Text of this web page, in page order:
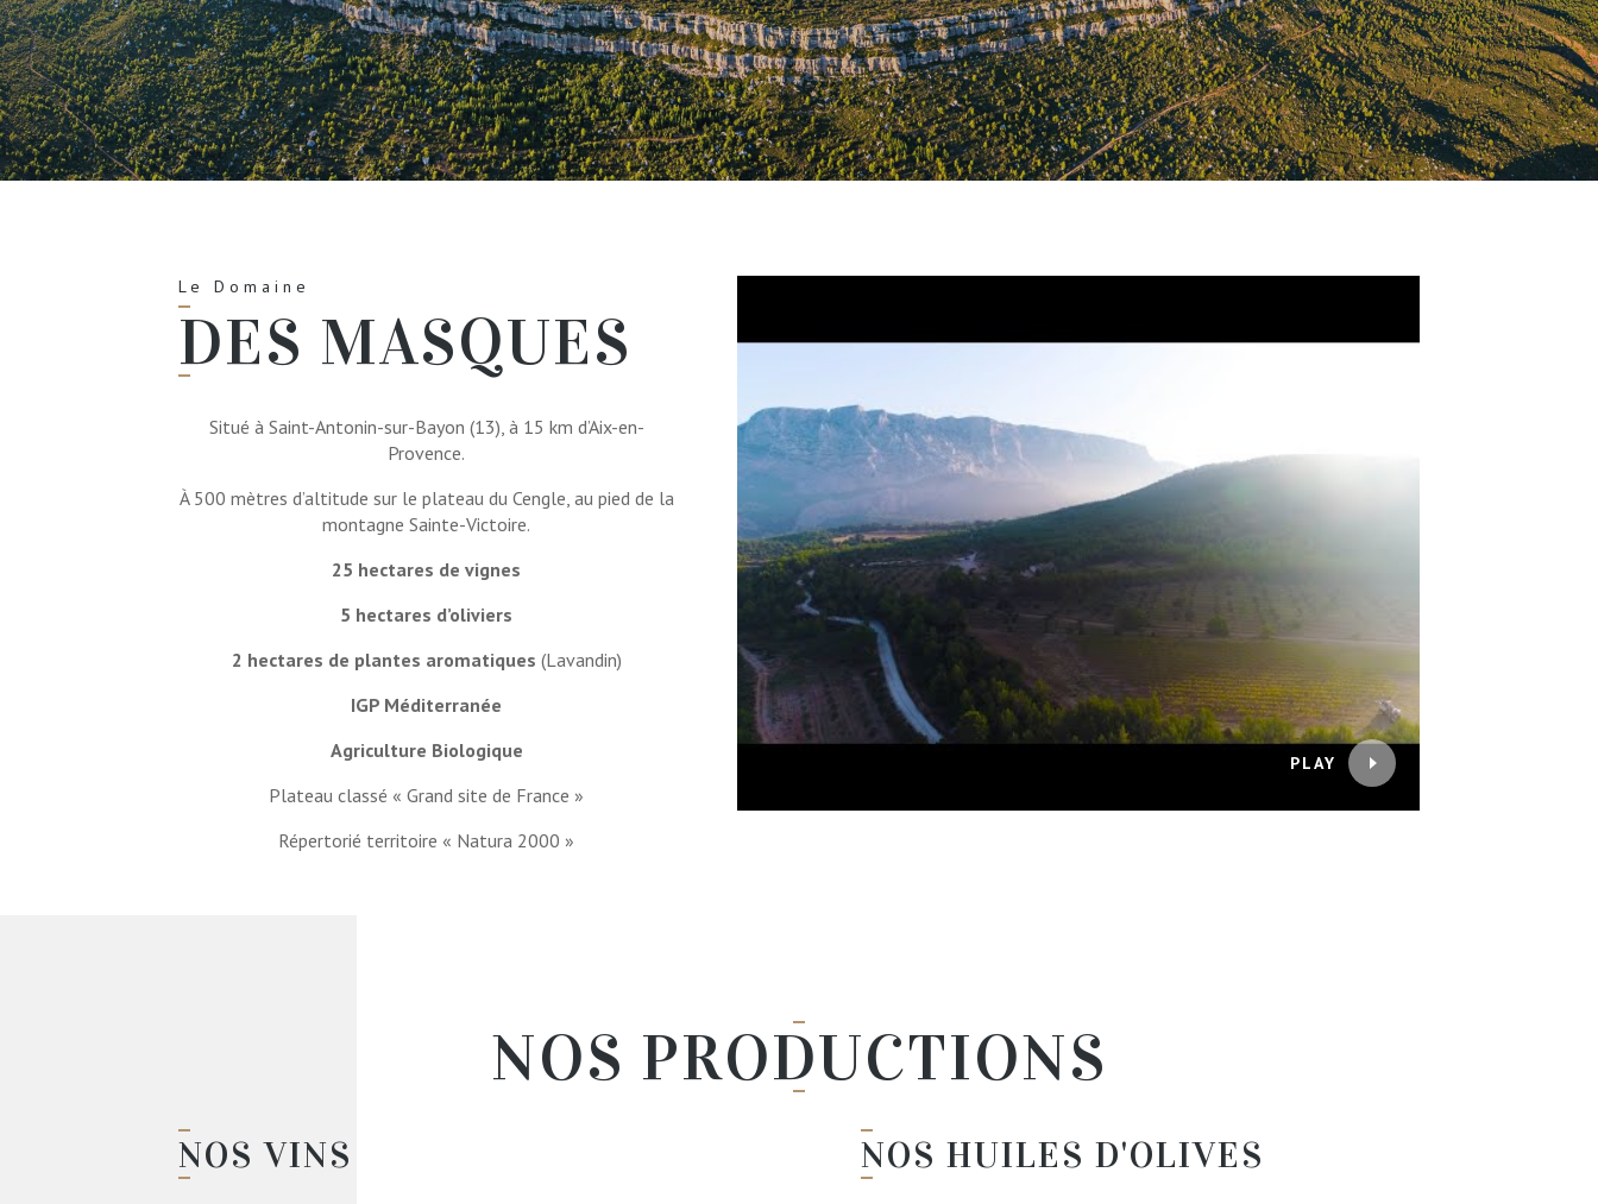
Le Domaine
DES MASQUES
Situé à Saint-Antonin-sur-Bayon (13), à 15 km d’Aix-en-
Provence.
À 500 mètres d’altitude sur le plateau du Cengle, au pied de la
montagne Sainte-Victoire.
25 hectares de vignes
5 hectares d’oliviers
2 hectares de plantes aromatiques (Lavandin)
IGP Méditerranée
Agriculture Biologique
Plateau classé « Grand site de France »
Répertorié territoire « Natura 2000 »
PLAY
NOS PRODUCTIONS
NOS VINS NOS HUILES D'OLIVES